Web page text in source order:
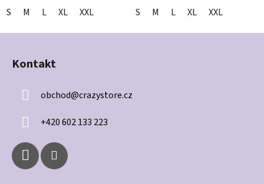
S M L XL XXL S M L XL XXL
Z
Kontakt
obchod@crazystore.cz
+420 602 133 223